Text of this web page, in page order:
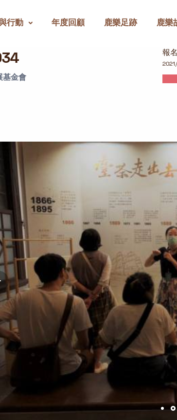
行動 年度回顧 鹿樂足跡 鹿樂
基金會
報